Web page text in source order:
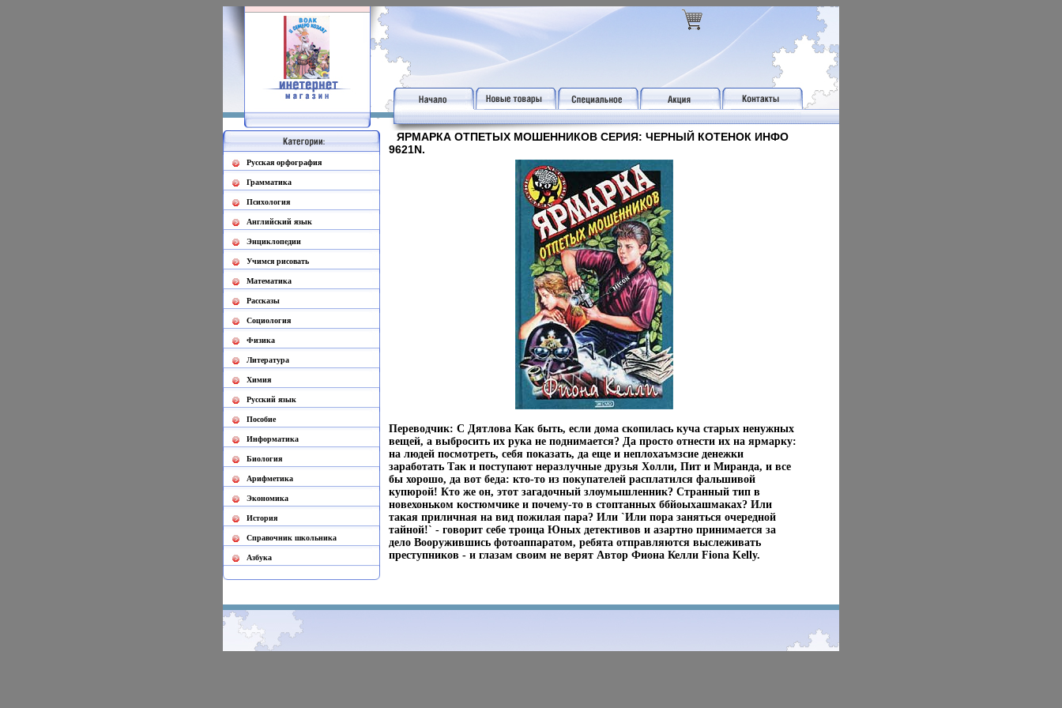
Русская орфография
Грамматика
Психология
Английский язык
Энциклопедии
Учимся рисовать
Математика
Рассказы
Социология
Физика
Литература
Химия
Русский язык
Пособие
Информатика
Биология
Арифметика
Экономика
История
Cправочник школьника
Азбука
ЯРМАРКА ОТПЕТЫХ МОШЕННИКОВ СЕРИЯ: ЧЕРНЫЙ КОТЕНОК ИНФО
9621N.
Переводчик: С Дятлова Как быть, если дома скопилась куча старых ненужных
вещей, а выбросить их рука не поднимается? Да просто отнести их на ярмарку:
на людей посмотреть, себя показать, да еще и неплохаъмзсие денежки
заработать Так и поступают неразлучные друзья Холли, Пит и Миранда, и все
бы хорошо, да вот беда: кто-то из покупателей расплатился фальшивой
купюрой! Кто же он, этот загадочный злоумышленник? Странный тип в
новехоньком костюмчике и почему-то в стоптанных ббйоыхашмаках? Или
такая приличная на вид пожилая пара? Или `Или пора заняться очередной
тайной!` - говорит себе троица Юных детективов и азартно принимается за
дело Вооружившись фотоаппаратом, ребята отправляются выслеживать
преступников - и глазам своим не верят Автор Фиона Келли Fiona Kelly.